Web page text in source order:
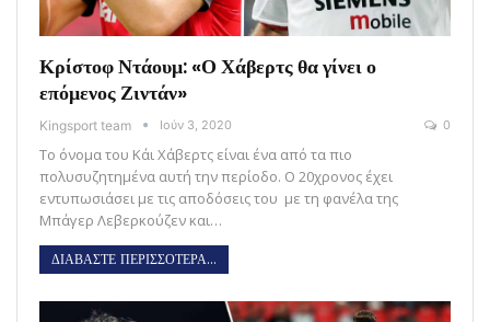
Κρίστοφ Ντάουμ: «Ο Χάβερτς θα γίνει ο
επόμενος Ζιντάν»
Kingsport team Ιούν 3, 2020 0
Το όνομα του Κάι Χάβερτς είναι ένα από τα πιο
πολυσυζητημένα αυτή την περίοδο. Ο 20χρονος έχει
εντυπωσιάσει με τις αποδόσεις του με τη φανέλα της
Μπάγερ Λεβερκούζεν και…
ΔΙΑΒΑΣΤΕ ΠΕΡΙΣΣΟΤΕΡΑ...